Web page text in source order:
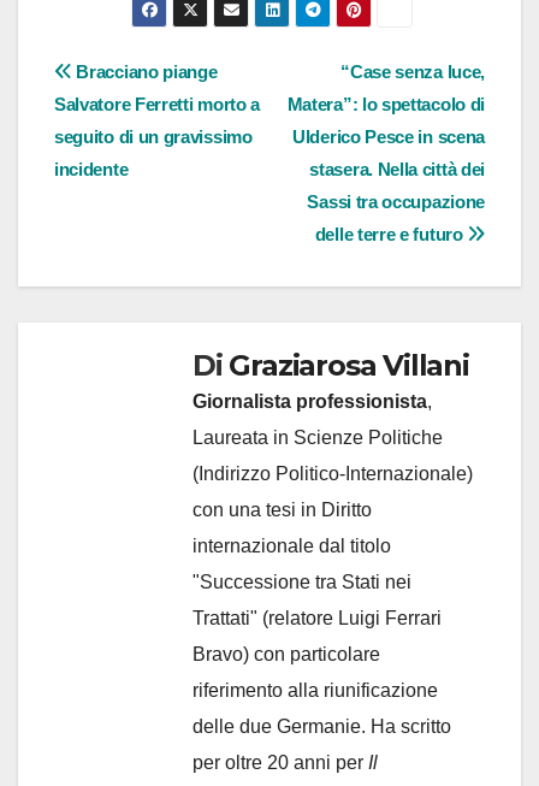
Navigazione
articoli
“Case senza luce,
Matera”: lo spettacolo di
Ulderico Pesce in scena
stasera. Nella città dei
Sassi tra occupazione
delle terre e futuro
Bracciano piange
Salvatore Ferretti morto a
seguito di un gravissimo
incidente
Di Graziarosa Villani
Giornalista professionista,
Laureata in Scienze Politiche
(Indirizzo Politico-Internazionale)
con una tesi in Diritto
internazionale dal titolo
"Successione tra Stati nei
Trattati" (relatore Luigi Ferrari
Bravo) con particolare
riferimento alla riunificazione
delle due Germanie. Ha scritto
per oltre 20 anni per Il